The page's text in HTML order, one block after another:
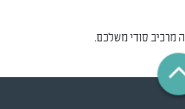
מרכיב סודי משלכם.